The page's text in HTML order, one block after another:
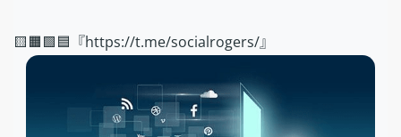
🟨🟧🟩🟦『https://t.me/socialrogers/』